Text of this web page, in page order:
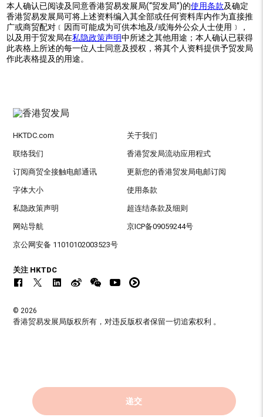
本人确认已阅读及同意香港贸易发展局(“贸发局”)的使用条款及确定
香港贸易发展局可将上述资料编入其全部或任何资料库内作为直接推
广或商贸配对﹝因而可能成为可供本地及/或海外公众人士使用﹞，
以及用于贸发局在私隐政策声明中所述之其他用途；本人确认已获得
此表格上所述的每一位人士同意及授权，将其个人资料提供予贸发局
作此表格提及的用途。
递交
HKTDC.com 关于我们
联络我们 香港贸发局流动应用程式
订阅商贸全接触电邮通讯 更新您的香港贸发局电邮订阅
字体大小 使用条款
私隐政策声明 超连结条款及细则
网站导航 京ICP备09059244号
京公网安备 11010102003523号
关注 HKTDC
© 2026
香港贸易发展局版权所有，对违反版权者保留一切追索权利 。